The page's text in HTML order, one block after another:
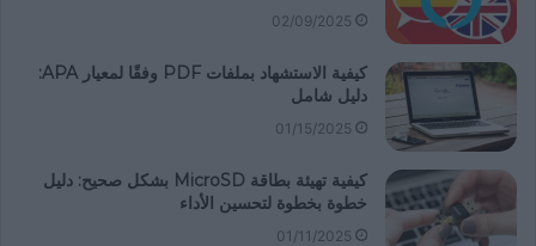
02/09/2025
كيفية الاستشهاد بملفات PDF وفقًا لمعيار APA:
دليل شامل
01/15/2025
كيفية تهيئة بطاقة MicroSD بشكل صحيح: دليل
خطوة بخطوة لتحسين الأداء
01/11/2025